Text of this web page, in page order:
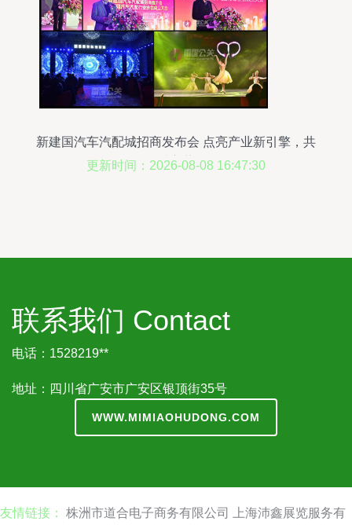
新建国汽车汽配城招商发布会 点亮产业新引擎，共
绘财富蓝海
更新时间：2026-08-08 16:47:30
联系我们 Contact
电话：1528219**
地址：四川省广安市广安区银顶街35号
WWW.MIMIAOHUDONG.COM
友情链接： 株洲市道合电子商务有限公司
上海沛鑫展览服务有